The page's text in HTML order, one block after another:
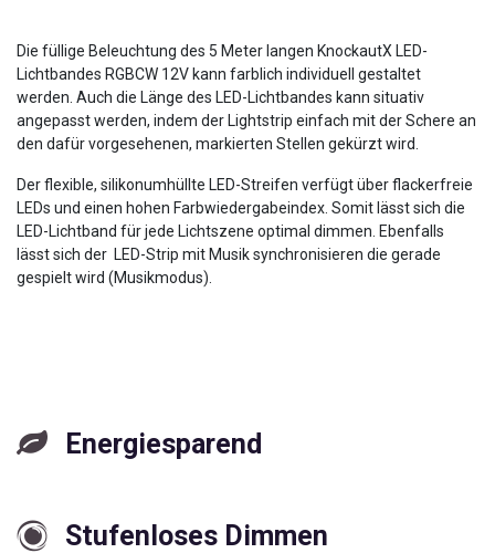
Die füllige Beleuchtung des 5 Meter langen KnockautX LED-
Lichtbandes RGBCW 12V kann farblich individuell gestaltet
werden. Auch die Länge des LED-Lichtbandes kann situativ
angepasst werden, indem der Lightstrip einfach mit der Schere an
den dafür vorgesehenen, markierten Stellen gekürzt wird.
Der flexible, silikonumhüllte LED-Streifen verfügt über flackerfreie
LEDs und einen hohen Farbwiedergabeindex. Somit lässt sich die
LED-Lichtband für jede Lichtszene optimal dimmen. Ebenfalls
lässt sich der LED-Strip mit Musik synchronisieren die gerade
gespielt wird (Musikmodus).
Energiesparend
Stufenloses Dimmen